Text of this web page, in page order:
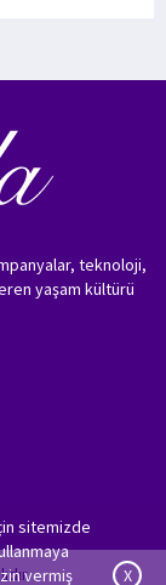
sitemizde
vermiş
X
teknoloji,
yaşam kültürü